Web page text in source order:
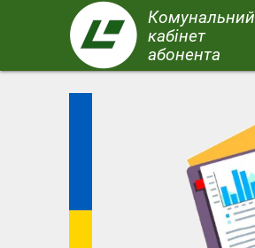
вмісту
Комунальний
кабінет
абонента